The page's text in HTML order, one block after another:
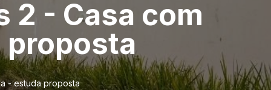
2 - Casa com
proposta
- estuda proposta